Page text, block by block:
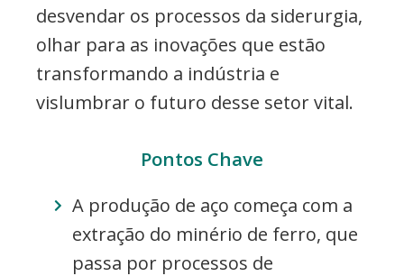
desvendar os processos da siderurgia,
olhar para as inovações que estão
transformando a indústria e
vislumbrar o futuro desse setor vital.
Pontos Chave
A produção de aço começa com a
extração do minério de ferro, que
passa por processos de